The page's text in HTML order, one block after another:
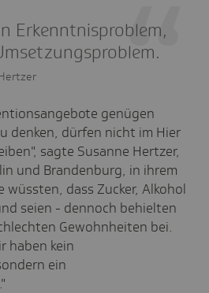
Erkenntnisproblem,
genügen
denken, dürfen nicht im Hier
sagte Susanne Hertzer,
und Brandenburg, in ihrem
wüssten, dass Zucker, Alkohol
seien - dennoch behielten
Gewohnheiten bei.
haben kein
ein